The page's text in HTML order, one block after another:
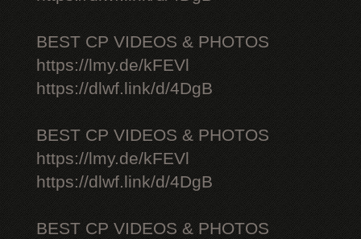
BEST CP VIDEOS & PHOTOS
https://lmy.de/kFEVl
https://dlwf.link/d/4DgB
BEST CP VIDEOS & PHOTOS
https://lmy.de/kFEVl
https://dlwf.link/d/4DgB
BEST CP VIDEOS & PHOTOS